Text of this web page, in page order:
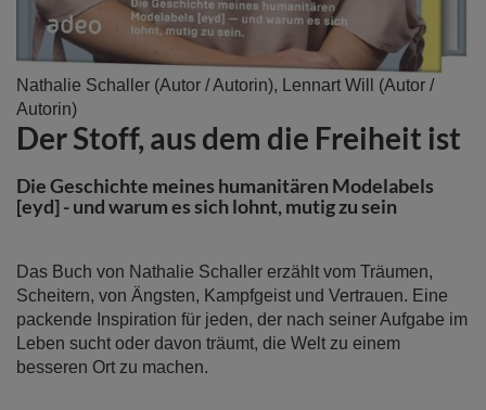
Nathalie Schaller (Autor / Autorin), Lennart Will
(Autor /
Autorin)
Der Stoff, aus dem die Freiheit ist
Die Geschichte meines humanitären Modelabels
[eyd] - und warum es sich lohnt, mutig zu sein
Das Buch von Nathalie Schaller erzählt vom Träumen,
Scheitern, von Ängsten, Kampfgeist und Vertrauen. Eine
packende Inspiration für jeden, der nach seiner Aufgabe im
Leben sucht oder davon träumt, die Welt zu einem
besseren Ort zu machen.
Zum
Anfang
der
Bildergalerie
springen